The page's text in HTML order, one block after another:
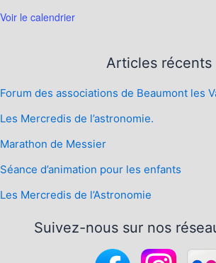
Voir le calendrier
Articles récents
Forum des associations de Beaumont les
Les Mercredis de l’astronomie.
Marathon de Messier
Séance d’animation pour les enfants
Les Mercredis de l’Astronomie
Suivez-nous sur nos